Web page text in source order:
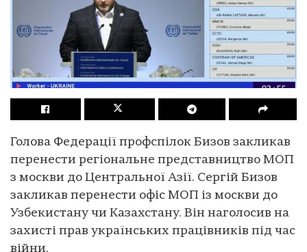
Голова Федерації профспілок Бизов закликав
перенести регіональне представництво МОП
з москви до Центральної Азії. Сергій Бизов
закликав перенести офіс МОП із москви до
Узбекистану чи Казахстану. Він наголосив на
захисті прав українських працівників під час
війни.